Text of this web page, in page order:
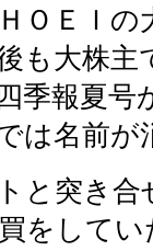
ＯＥＩ
も大株
季報夏号
は名前が
と突き
をして